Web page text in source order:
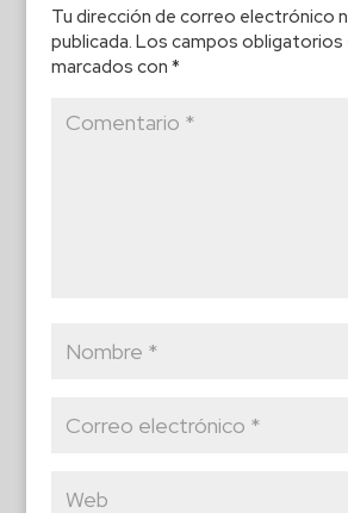
Tu dirección de correo electrónico
publicada. Los campos obligatorios
marcados con *